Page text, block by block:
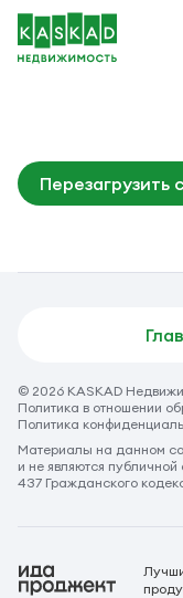
Перезагрузить
© 2026 KASKAD
Политика в отношении
Политика
Материалы на данном
и не являются
437 Гражданского